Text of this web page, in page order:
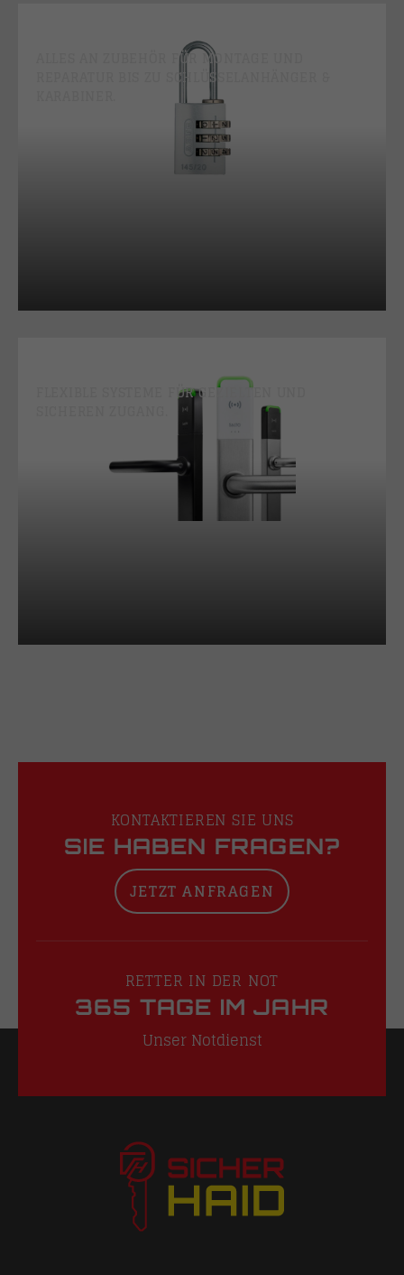
ALLES AN ZUBEHÖR FÜR MONTAGE UND
REPARATUR BIS ZU SCHLÜSSELANHÄNGER &
FLEXIBLE SYSTEME FÜR GEZIELTEN UND
KONTAKTIEREN SIE UNS
SIE HABEN FRAGEN?
JETZT ANFRAGEN
RETTER IN DER NOT
365 TAGE IM JAHR
Unser Notdienst